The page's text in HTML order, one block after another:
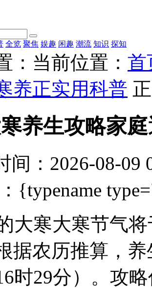
全览 聚焦 娱趣 闲趣 潮流 知识 探知
：当前位置： 首
养正实用科普
养生攻略家
间：2026-08-09
{typename
大寒大寒节气
据农历推算，
时29分）。攻略